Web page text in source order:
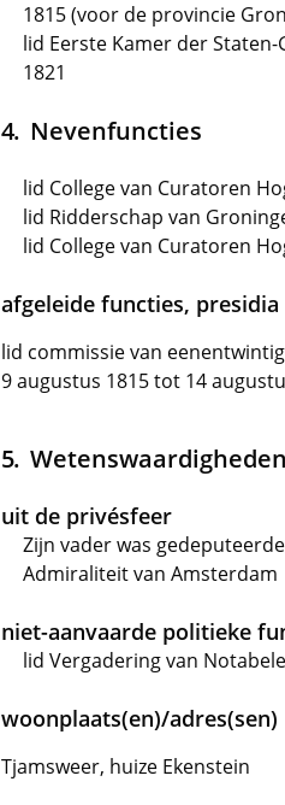
1815 (voor de provincie
lid Eerste Kamer der
1821
Nevenfuncties
lid College van Curatoren
lid Ridderschap van
lid College van Curatoren
afgeleide functies, presidia
lid commissie van
9 augustus 1815 tot 14
Wetenswaardigheden
uit de privésfeer
Zijn vader was
Admiraliteit van Amsterdam
niet-aanvaarde politieke
lid Vergadering van
woonplaats(en)/adres(sen)
Tjamsweer, huize Ekenstein